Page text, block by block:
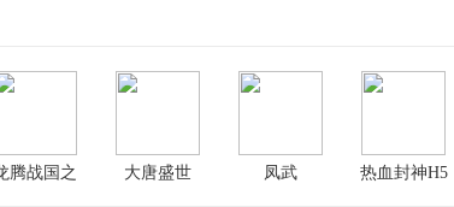
腾战国之
大唐盛世 凤武 热血封神H5